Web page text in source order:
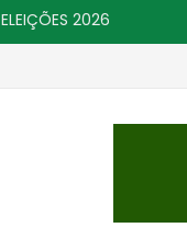
ELEIÇÕES 2026